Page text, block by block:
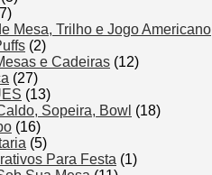
Mesa, Trilho e Jogo Americano
(2)
e Cadeiras (12)
(27)
(13)
Sopeira, Bowl (18)
(16)
(5)
Para Festa (1)